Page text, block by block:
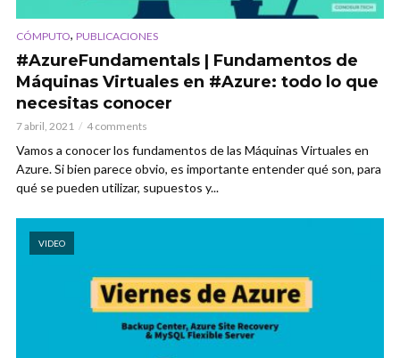
CÓMPUTO, PUBLICACIONES
#AzureFundamentals | Fundamentos de
Máquinas Virtuales en #Azure: todo lo que
necesitas conocer
7 abril, 2021 4 comments
Vamos a conocer los fundamentos de las Máquinas Virtuales en
Azure. Si bien parece obvio, es importante entender qué son, para
qué se pueden utilizar, supuestos y...
VIDEO